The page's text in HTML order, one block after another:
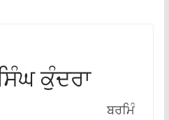
ਕੁੰਦਰਾ
ਬਰਮਿੰ